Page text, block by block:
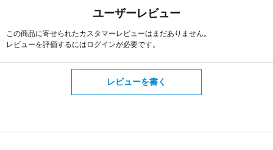
ユーザーレビュー
この商品に寄せられたカスタマーレビューはまだありません。
レビューを評価するには ログインが必要です。
レビューを書く